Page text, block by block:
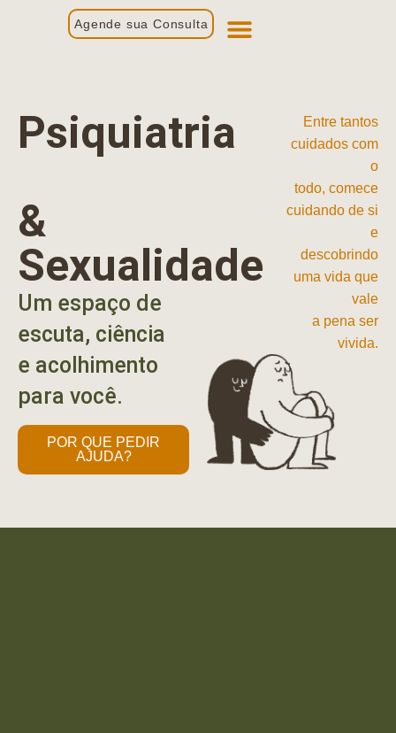
Agende sua Consulta
Psiquiatria
&
Sexualidade
Um espaço de
escuta, ciência
e acolhimento
para você.
POR QUE PEDIR
AJUDA?
Entre tantos
cuidados com
o
todo, comece
cuidando de si
e
descobrindo
uma vida que
vale
a pena ser
vivida.